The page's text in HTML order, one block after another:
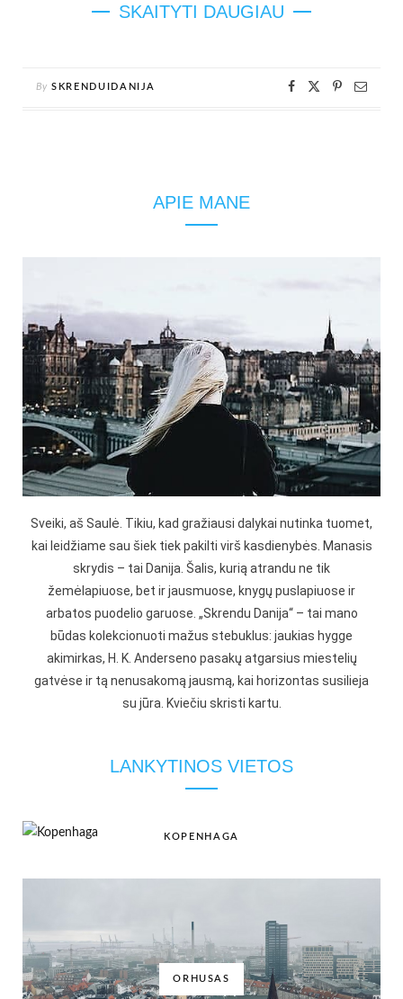
SKAITYTI DAUGIAU
By SKRENDUIDANIJA
APIE MANE
Sveiki, aš Saulė. Tikiu, kad gražiausi dalykai nutinka tuomet,
kai leidžiame sau šiek tiek pakilti virš kasdienybės. Manasis
skrydis – tai Danija. Šalis, kurią atrandu ne tik
žemėlapiuose, bet ir jausmuose, knygų puslapiuose ir
arbatos puodelio garuose. „Skrendu Danija“ – tai mano
būdas kolekcionuoti mažus stebuklus: jaukias hygge
akimirkas, H. K. Anderseno pasakų atgarsius miestelių
gatvėse ir tą nenusakomą jausmą, kai horizontas susilieja
su jūra. Kviečiu skristi kartu.
LANKYTINOS VIETOS
KOPENHAGA
ORHUSAS